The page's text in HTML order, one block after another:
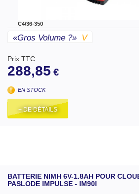
C4/36-350
«gros Volume ?» V
Prix TTC
288,85 €
EN STOCK
+ DE DÉTAILS
BATTERIE NIMH 6V-1.8AH POUR
PASLODE IMPULSE - IM90I